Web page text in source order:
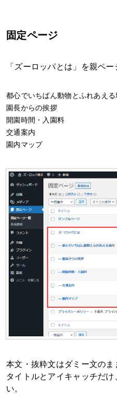
固定ページ
「ズーロッパとは」を親ペ
都心でいちばん動物とふれあえ
園長からの挨拶
開園時間・入園料
交通案内
園内マップ
本文・抜粋文はダミー文のま
タイトルとアイキャッチだ
い。